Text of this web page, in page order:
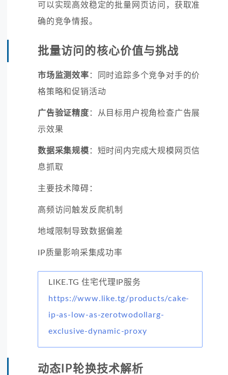
可以实现高效稳定的批量网页访问，获取准
确的竞争情报。
批量访问的核心价值与挑战
市场监测效率 ：同时追踪多个竞争对手的价
格策略和促销活动
广告验证精度 ：从目标用户视角检查广告展
示效果
数据采集规模 ：短时间内完成大规模网页信
息抓取
主要技术障碍：
高频访问触发反爬机制
地域限制导致数据偏差
IP质量影响采集成功率
LIKE.TG 住宅代理IP服务
https://www.like.tg/products/cake-
ip-as-low-as-zerotwodollarg-
exclusive-dynamic-proxy
动态IP轮换技术解析